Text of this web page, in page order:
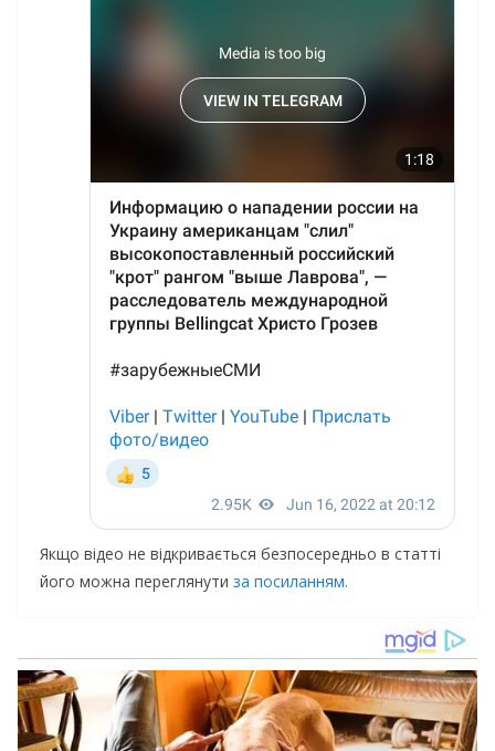
Якщо відео не відкривається безпосередньо в статті
його можна переглянути за посиланням.